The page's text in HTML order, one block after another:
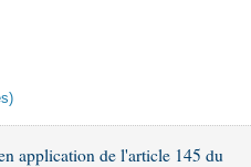
application de l'article 145 du